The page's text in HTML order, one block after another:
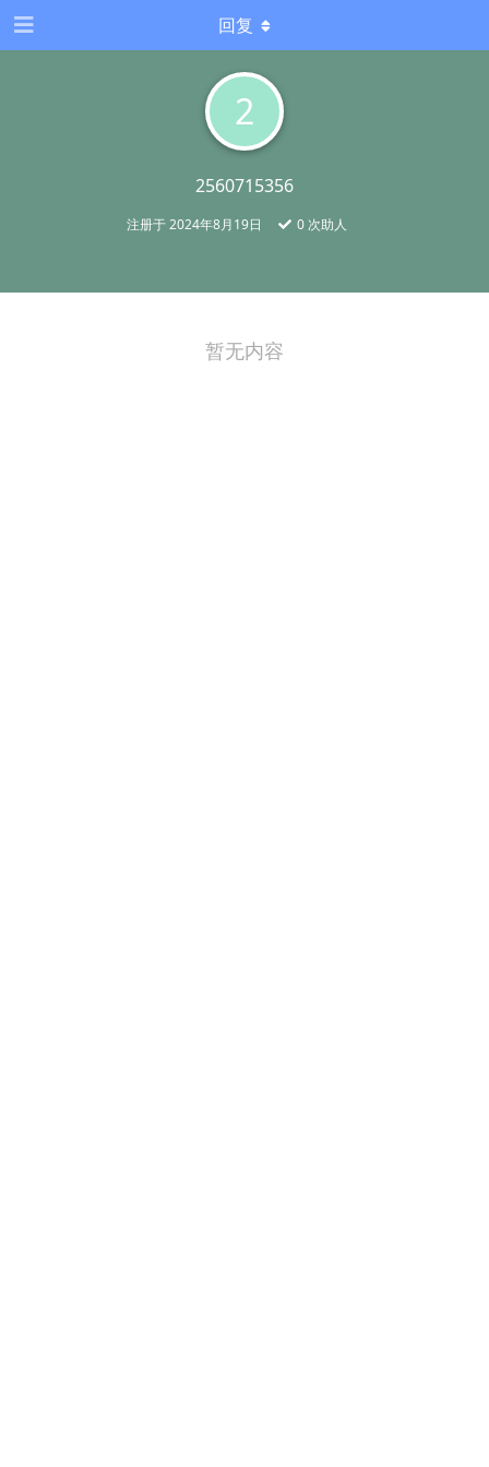
2
2560715356
注册于2024年8月19日 0次助人
回复
暂无内容